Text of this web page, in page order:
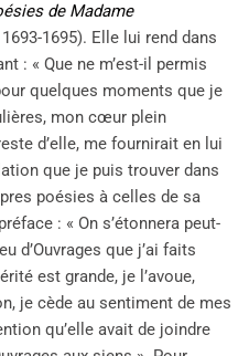
de Madame
1695). Elle lui rend dans
: « Que ne m’est-il permis
quelques moments que je
mon cœur plein
d’elle, me fournirait en lui
que je puis trouver dans
poésies à celles de sa
: « On s’étonnera peut-
d’Ouvrages que j’ai faits
est grande, je l’avoue,
je cède au sentiment de mes
qu’elle avait de joindre